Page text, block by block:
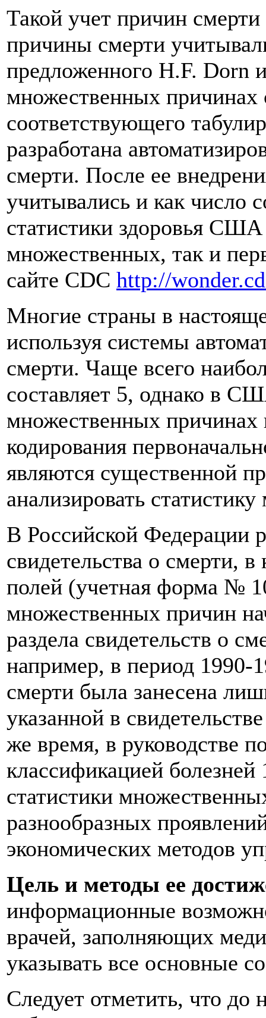
Такой учет причин
причины смерти
предложенного H.F. Dorn
множественных причинах
соответствующего
разработана
смерти. После ее
учитывались и как число
статистики здоровья США
множественных, так и
сайте CDC http://
Многие страны в
используя системы
смерти. Чаще всего
составляет 5, однако в
множественных причинах
кодирования
являются существенной
анализировать
В Российской Федерации
свидетельства о смерти,
полей (учетная форма №
множественных причин
раздела свидетельств о
например, в период 1990-
смерти была занесена
указанной в
же время, в руководстве
классификацией болезней
статистики
разнообразных
экономических методов
Цель и методы ее
информационные
врачей, заполняющих
указывать все основные
Следует отметить, что до